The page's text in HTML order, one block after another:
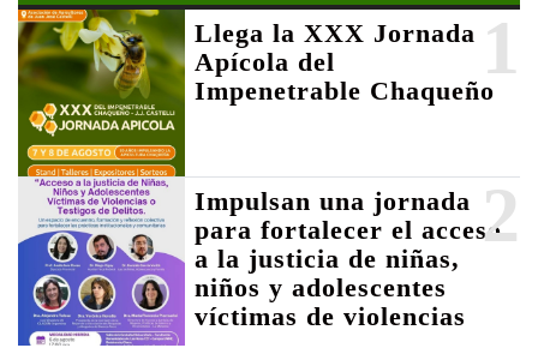
1
Llega la XXX Jornada
Apícola del
Impenetrable Chaqueño
2
Impulsan una jornada
para fortalecer el acceso
a la justicia de niñas,
niños y adolescentes
víctimas de violencias